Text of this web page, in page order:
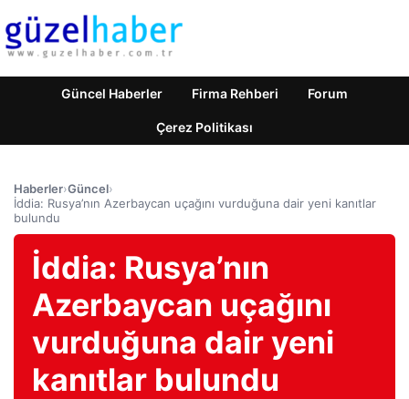
Güncel Haberler Firma Rehberi Forum
Çerez Politikası
Haberler›Güncel›
İddia: Rusya’nın Azerbaycan uçağını vurduğuna dair yeni kanıtlar
bulundu
İddia: Rusya’nın
Azerbaycan uçağını
vurduğuna dair yeni
kanıtlar bulundu